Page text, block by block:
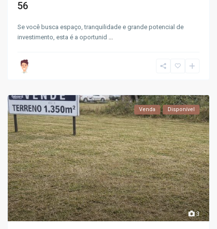
56
Se você busca espaço, tranquilidade e grande potencial de
investimento, esta é a oportunid ...
3
Venda Disponível